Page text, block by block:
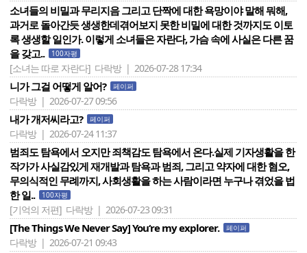
소녀들의 비밀과 무리지음 그리고 단짝에 대한 욕망이야 말해 뭐해,
과거로 돌아간듯 생생한데겪어보지 못한 비밀에 대한 것까지도 이토
록 생생할 일인가. 이렇게 소녀들은 자란다, 가슴 속에 사실은 다른 꿈
을 갖고..
100자평
[소녀는 따로 자란다] 다락방 | 2026-07-28 17:34
니가 그걸 어떻게 알어? 페이퍼
다락방 | 2026-07-27 09:56
내가 개저씨라고? 페이퍼
다락방 | 2026-07-24 11:37
범죄도 탐욕에서 오지만 죄책감도 탐욕에서 온다.실제 기자생활을 한
작가가 사실감있게 재개발과 탐욕과 범죄, 그리고 약자에 대한 혐오,
무의식적인 무례까지, 사회생활을 하는 사람이라면 누구나 겪었을 법
한 일..
100자평
[기억의 저편] 다락방 | 2026-07-23 09:31
[The Things We Never Say] You‘re my explorer. 페이퍼
다락방 | 2026-07-21 09:43